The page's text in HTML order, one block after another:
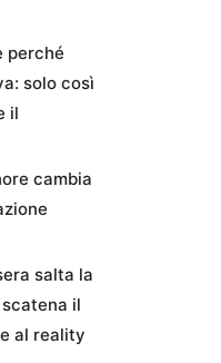
perché
solo così
il
cambia
salta la
il
al reality